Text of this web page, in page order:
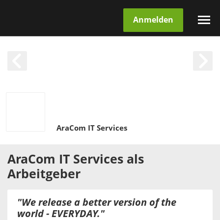
Anmelden
AraCom IT Services
AraCom IT Services als
Arbeitgeber
"We release a better version of the
world - EVERYDAY."